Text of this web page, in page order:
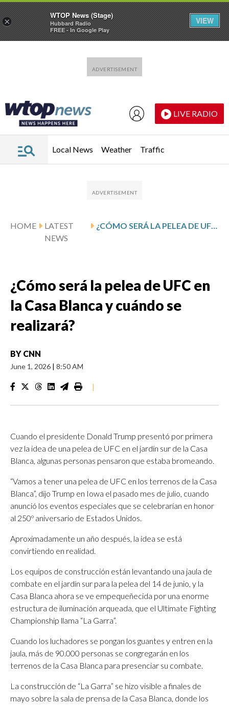
LIVE RADIO
Local News Weather Traffic
HOME
LATEST
NEWS
¿CÓMO SERÁ LA PELEA DE UFC EN LA CASA BLANCA Y CUÁNDO SE REALIZARÁ?
¿Cómo será la pelea de UFC en
la Casa Blanca y cuándo se
realizará?
BY CNN
June 1, 2026 | 8:50 AM
|
Cuando el presidente Donald Trump presentó por primera
vez la idea de una pelea de UFC en el jardín sur de la Casa
Blanca, algunas personas pensaron que estaba bromeando.
“Vamos a tener una pelea de UFC en los terrenos de la Casa
Blanca”, dijo Trump en Iowa el pasado mes de julio, cuando
anunció los eventos especiales que se celebrarían en honor
al 250º aniversario de Estados Unidos.
Aproximadamente un año después, la idea se está
convirtiendo en realidad.
Los equipos de construcción están levantando una jaula de
combate en el jardín sur para la pelea del 14 de junio, y la
Casa Blanca ahora se ve empequeñecida por una enorme
estructura de iluminación arqueada, que el Ultimate Fighting
Championship llama “La Garra”.
Cuando los luchadores se pongan los guantes y entren en la
jaula, más de 90.000 personas se congregarán en los
terrenos de la Casa Blanca para presenciar su combate.
La construcción de “La Garra” se hizo visible a finales de
mayo sobre la sala de prensa de la Casa Blanca, donde los
×
WTOP News (Stage)
Hubbard Radio
FREE - In Google Play
VIEW